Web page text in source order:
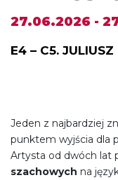
27.06.2026 -
E4 – C5. JULIUSZ
Jeden z najbardziej
punktem wyjścia dla
Artysta od dwóch lat
szachowych na